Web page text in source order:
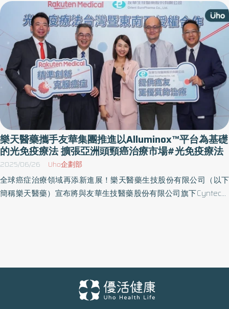
樂天醫藥攜手友華集團推進以Alluminox™平台為基礎
的光免疫療法 擴張亞洲頭頸癌治療市場#光免疫療法
2025/06/26 Uho企劃部
全球癌症治療領域再添新進展！樂天醫藥生技股份有限公司（以下
簡稱樂天醫藥）宣布將與友華生技醫藥股份有限公司旗下Cyntec公
一筆預付款作為該協議的對價。樂天醫藥還將收到授權區域內基於
Alluminox™平台的產品的未來淨銷售額相關的里程碑和權利金。 頭